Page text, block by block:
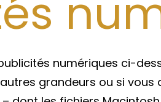
numériques ci-
grandeurs ou si